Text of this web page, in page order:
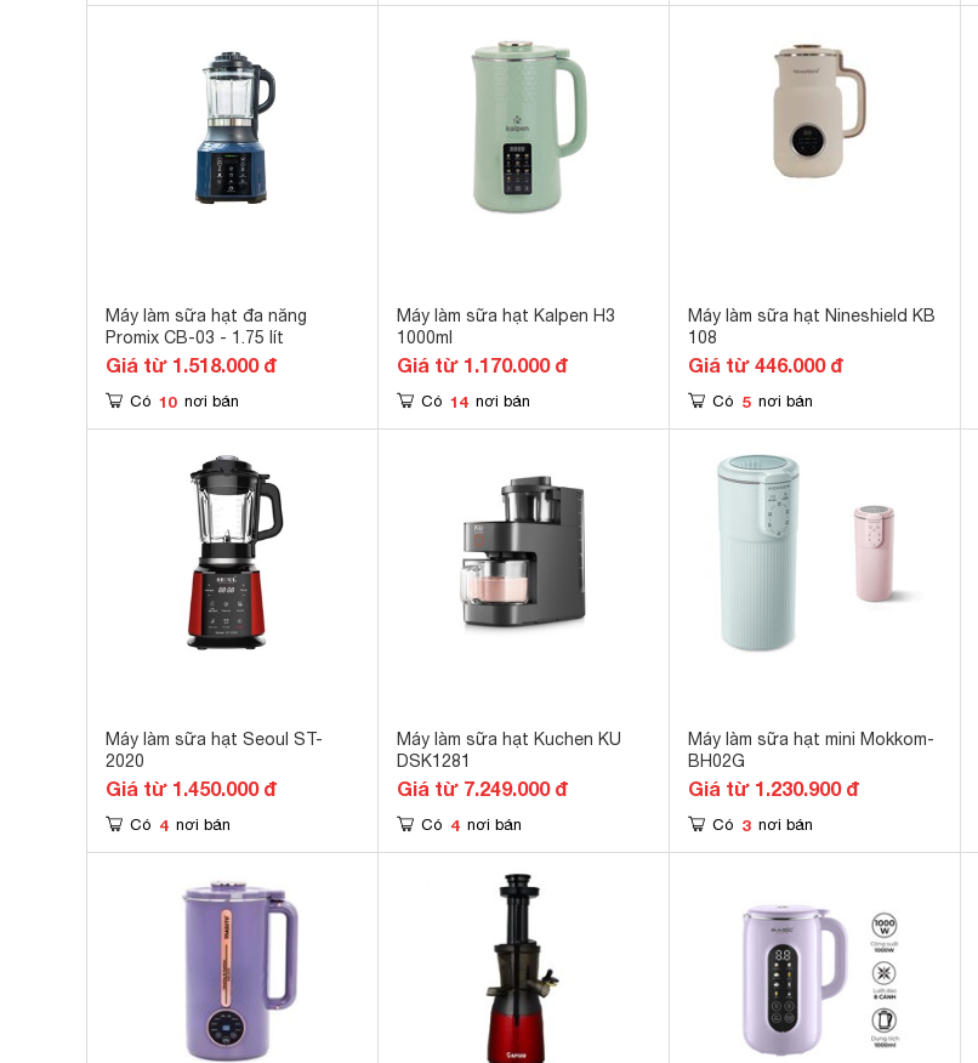
Máy làm sữa hạt đa năng
Promix CB-03 - 1.75 lít
Giá từ 1.518.000 đ
Có 10 nơi bán
Máy làm sữa hạt Kalpen H3
1000ml
Giá từ 1.170.000 đ
Có 14 nơi bán
Máy làm sữa hạt Nineshield KB
108
Giá từ 446.000 đ
Có 5 nơi bán
Máy làm sữa hạt Seoul ST-
2020
Giá từ 1.450.000 đ
Có 4 nơi bán
Máy làm sữa hạt Kuchen KU
DSK1281
Giá từ 7.249.000 đ
Có 4 nơi bán
Máy làm sữa hạt mini Mokkom-
BH02G
Giá từ 1.230.900 đ
Có 3 nơi bán